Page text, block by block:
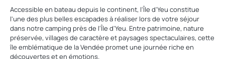
Accessible en bateau depuis le continent, l'Île d'Yeu constitue
l'une des plus belles escapades à réaliser lors de votre séjour
dans notre camping près de l'Île d'Yeu. Entre patrimoine, nature
préservée, villages de caractère et paysages spectaculaires, cette
île emblématique de la Vendée promet une journée riche en
découvertes et en émotions.